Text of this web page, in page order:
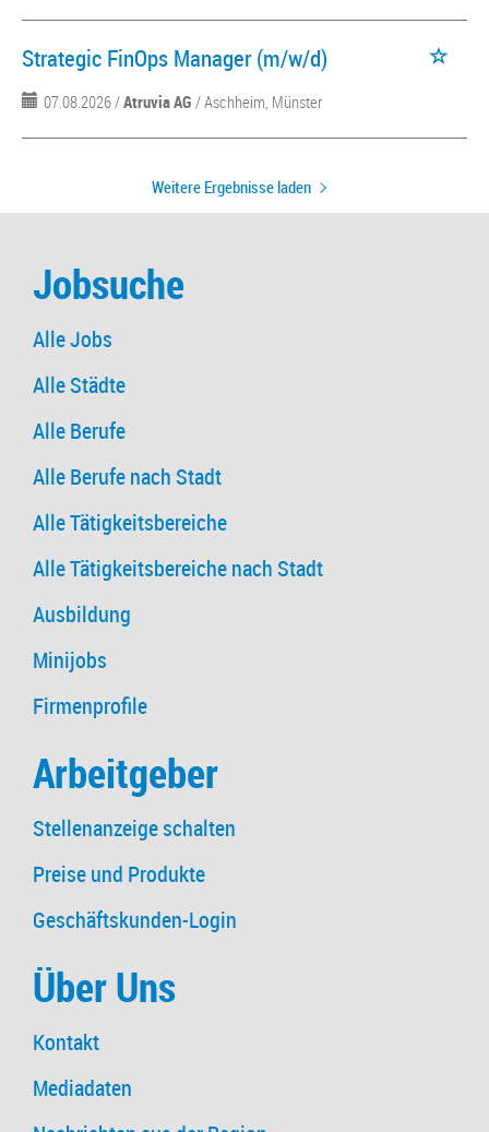
Strategic FinOps Manager (m/w/d)
07.08.2026 /Atruvia AG / Aschheim, Münster
Weitere Ergebnisse laden
Jobsuche
Alle Jobs
Alle Städte
Alle Berufe
Alle Berufe nach Stadt
Alle Tätigkeitsbereiche
Alle Tätigkeitsbereiche nach Stadt
Ausbildung
Minijobs
Firmenprofile
Arbeitgeber
Stellenanzeige schalten
Preise und Produkte
Geschäftskunden-Login
Über Uns
Kontakt
Mediadaten